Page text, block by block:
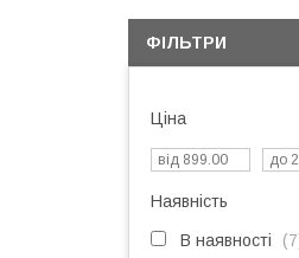
ФІЛЬТРИ
Ціна
Наявність
В наявності 7